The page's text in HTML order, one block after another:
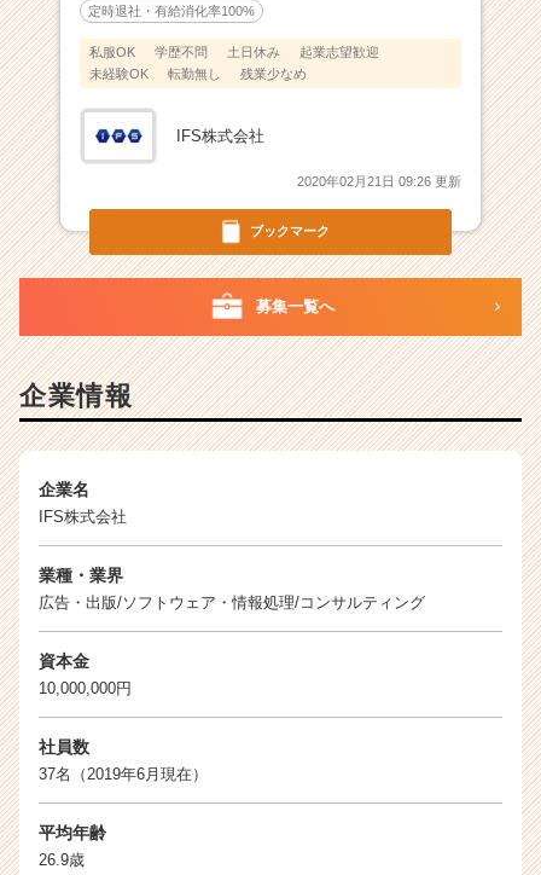
サ
イ
ト
チ
キ
（C
r
ブックマーク
定時退社・有給消化率100%
私服OK 学歴不問 土日休み
起業志望歓迎
未経験OK
転勤無し 残業少なめ
IFS株式会社
2020年02月21日 09:26 更新
募集一覧へ
企業情報
企業名
IFS株式会社
業種・業界
広告・出版/ソフトウェア・情報処理/コンサルティング
資本金
10,000,000円
社員数
37名（2019年6月現在）
平均年齢
26.9歳